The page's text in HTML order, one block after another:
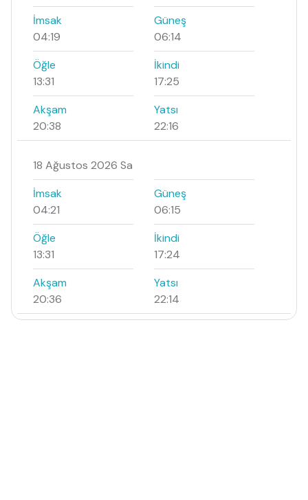
İmsak
04:19
Güneş
06:14
Öğle
13:31
İkindi
17:25
Akşam
20:38
Yatsı
22:16
18 Ağustos 2026 Sa
İmsak
04:21
Güneş
06:15
Öğle
13:31
İkindi
17:24
Akşam
20:36
Yatsı
22:14